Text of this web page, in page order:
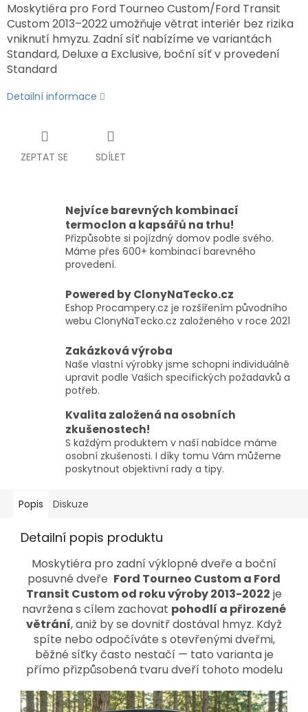
Moskytiéra pro Ford Tourneo Custom/Ford Transit
Custom 2013–2022 umožňuje větrat interiér bez rizika
vniknutí hmyzu. Zadní síť nabízíme ve variantách
Standard, Deluxe a Exclusive, boční síť v provedení
Standard
Detailní informace
ZEPTAT SE SDÍLET
Nejvíce barevných kombinací
termoclon a kapsářů na trhu!
Přizpůsobte si pojízdný domov podle svého.
Máme přes 600+ kombinací barevného
provedení.
Powered by ClonyNaTecko.cz
Eshop Procampery.cz je rozšířením původního
webu ClonyNaTecko.cz založeného v roce 2021
Zakázková výroba
Naše vlastní výrobky jsme schopni individuálně
upravit podle Vašich specifických požadavků a
potřeb.
Kvalita založená na osobních
zkušenostech!
S každým produktem v naší nabídce máme
osobní zkušenosti. I díky tomu Vám můžeme
poskytnout objektivní rady a tipy.
Popis Diskuze
Detailní popis produktu
Moskytiéra pro zadní výklopné dveře a boční
posuvné dveře Ford Tourneo Custom a Ford
Transit Custom od roku výroby 2013-2022 je
navržena s cílem zachovat pohodlí a přirozené
větrání, aniž by se dovnitř dostával hmyz. Když
spíte nebo odpočíváte s otevřenými dveřmi,
běžné síťky často nestačí — tato varianta je
přímo přizpůsobená tvaru dveří tohoto modelu